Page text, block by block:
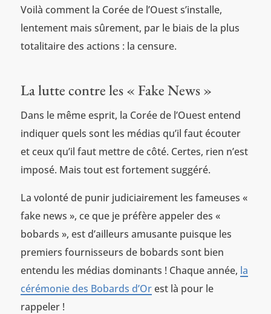
Voilà comment la Corée de l’Ouest s’installe,
lentement mais sûrement, par le biais de la plus
totalitaire des actions : la censure.
La lutte contre les « Fake News »
Dans le même esprit, la Corée de l’Ouest entend
indiquer quels sont les médias qu’il faut écouter
et ceux qu’il faut mettre de côté. Certes, rien n’est
imposé. Mais tout est fortement suggéré.
La volonté de punir judiciairement les fameuses «
fake news », ce que je préfère appeler des «
bobards », est d’ailleurs amusante puisque les
premiers fournisseurs de bobards sont bien
entendu les médias dominants ! Chaque année, la
cérémonie des Bobards d’Orest là pour le
rappeler !